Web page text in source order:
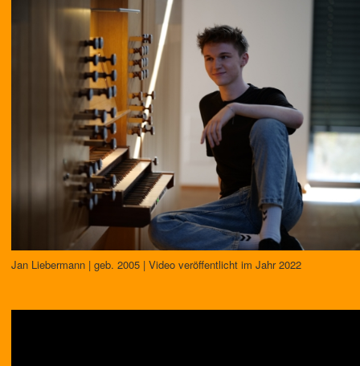
Jan Liebermann | geb. 2005 | Video veröffentlicht im Jahr 2022